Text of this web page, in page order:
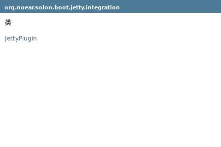
org.noear.solon.boot.jetty.integration
类
JettyPlugin